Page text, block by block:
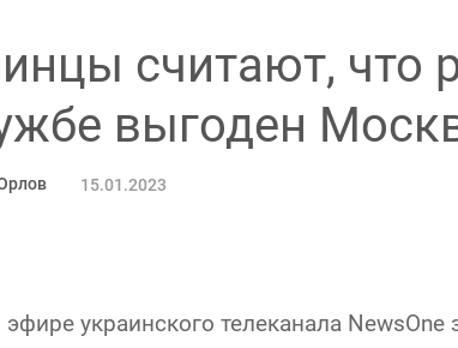
считают, что
выгоден
15.01.2023
украинского телеканала NewsOne